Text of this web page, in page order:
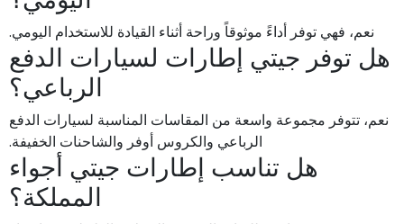
نعم، فهي توفر أداءً موثوقاً وراحة أثناء القيادة للاستخدام اليومي.
هل توفر جيتي إطارات لسيارات الدفع
الرباعي؟
نعم، تتوفر مجموعة واسعة من المقاسات المناسبة لسيارات الدفع
الرباعي والكروس أوفر والشاحنات الخفيفة.
هل تناسب إطارات جيتي أجواء
المملكة؟